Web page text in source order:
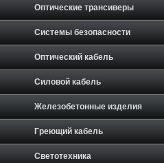
Оптические трансиверы
Системы безопасности
Оптический кабель
Силовой кабель
Железобетонные изделия
Греющий кабель
Светотехника